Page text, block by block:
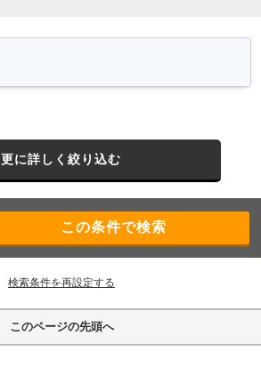
更に詳しく絞り込む
検索条件を再設定する
このページの先頭へ